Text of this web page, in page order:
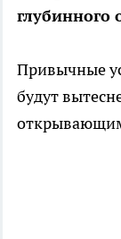
глубинного
Привычные
будут